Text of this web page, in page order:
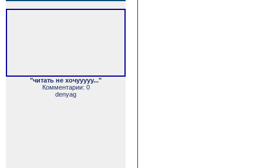
"читать не хочууууу..."
Комментарии: 0
denyag